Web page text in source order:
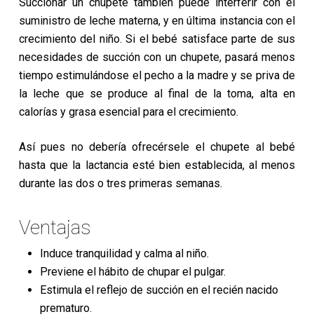
suministro de leche materna, y en última instancia con el
crecimiento del niño. Si el bebé satisface parte de sus
necesidades de succión con un chupete, pasará menos
tiempo estimulándose el pecho a la madre y se priva de
la leche que se produce al final de la toma, alta en
calorías y grasa esencial para el crecimiento.
Así pues no debería ofrecérsele el chupete al bebé
hasta que la lactancia esté bien establecida, al menos
durante las dos o tres primeras semanas.
Ventajas
Induce tranquilidad y calma al niño.
Previene el hábito de chupar el pulgar.
Estimula el reflejo de succión en el recién nacido
prematuro.